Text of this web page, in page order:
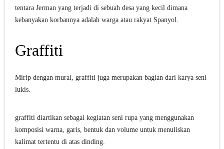
tentara Jerman yang terjadi di sebuah desa yang kecil dimana
kebanyakan korbannya adalah warga atau rakyat Spanyol.
Graffiti
Mirip dengan mural, graffiti juga merupakan bagian dari karya seni
lukis.
graffiti diartikan sebagai kegiatan seni rupa yang menggunakan
komposisi warna, garis, bentuk dan volume untuk menuliskan
kalimat tertentu di atas dinding.